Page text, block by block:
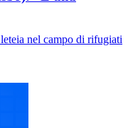
nel campo di rifugiati